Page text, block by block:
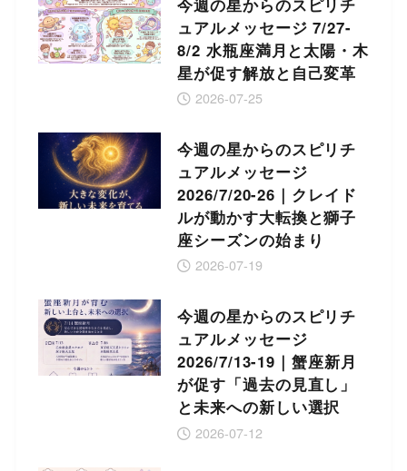
ュアルメッセージ 7/27-
8/2 水瓶座満月と太陽・木
星が促す解放と自己変革
2026-07-25
今週の星からのスピリチ
ュアルメッセージ
2026/7/20-26｜クレイド
ルが動かす大転換と獅子
座シーズンの始まり
2026-07-19
今週の星からのスピリチ
ュアルメッセージ
2026/7/13-19｜蟹座新月
が促す「過去の見直し」
と未来への新しい選択
2026-07-12